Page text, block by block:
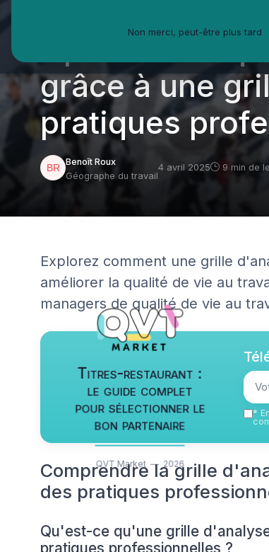
Optimiser la
grâce à une
pratiques
Benoît Roux
Géographe du travail
4 avril 2025 9 min de
Explorez comment une grille
améliorer la qualité de vie au
managers de qualité de vie au
Titres-restaurant :
le guide complet
pour sélectionner le
bon partenaire
QVT Market — 2026
*
Comprendre la grille
des pratiques
Qu'est-ce qu'une grille
pratiques professionnelles ?
Non merci, peut-être plus tard